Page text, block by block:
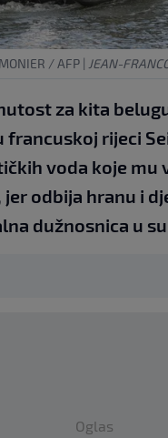
/ AFP | JEAN-
za kita
francuskoj rijeci
voda koje mu
odbija hranu i
dužnosnica u
Oglas